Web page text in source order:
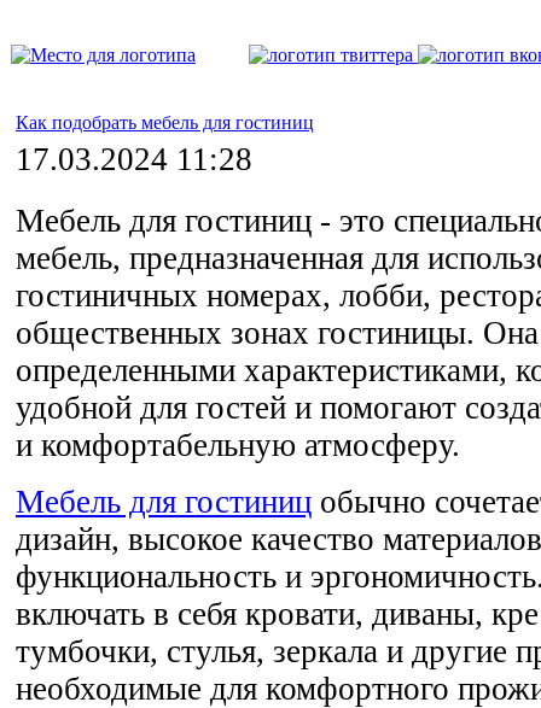
Как подобрать мебель для гостиниц
17.03.2024 11:28
Мебель для гостиниц - это
мебель, предназначенная для
гостиничных номерах, лобби,
общественных зонах гостиницы. Она
определенными характеристиками,
удобной для гостей и помогают
и комфортабельную атмосферу.
Мебель для гостиниц обычно
дизайн, высокое качество
функциональность и
включать в себя кровати, диваны,
тумбочки, стулья, зеркала и другие
необходимые для комфортного